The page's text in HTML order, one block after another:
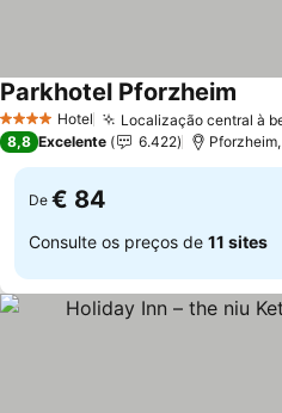
4 EstrelasHotel Localização central à
Parkhotel Pforzheim
8,8 Excelente 6.422
De € 84
Consulte os preços de 11 sites